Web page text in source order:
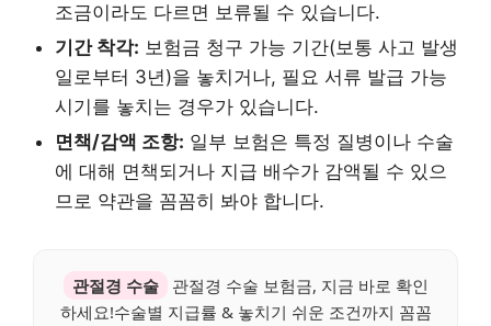
조금이라도 다르면 보류될 수 있습니다.
기간 착각: 보험금 청구 가능 기간(보통 사고 발생
일로부터 3년)을 놓치거나, 필요 서류 발급 가능
시기를 놓치는 경우가 있습니다.
면책/감액 조항: 일부 보험은 특정 질병이나 수술
에 대해 면책되거나 지급 배수가 감액될 수 있으
므로 약관을 꼼꼼히 봐야 합니다.
관절경 수술
관절경 수술 보험금, 지금 바로 확인
하세요!수술별 지급률 & 놓치기 쉬운 조건까지 꼼꼼